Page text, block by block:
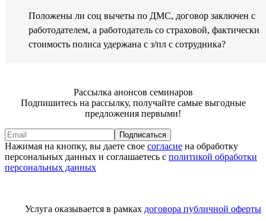
Положены ли соц вычеты по ДМС, договор заключен с
работодателем, а работодатель со страховой, фактически
стоимость полиса удержана с з/пл с сотрудника?
Рассылка анонсов семинаров
Подпишитесь на рассылку, получайте самые выгодные
предложения первыми!
Подписаться
Нажимая на кнопку, вы даете свое согласие на обработку
персональных данных и соглашаетесь с политикой обработки
персональных данных
Услуга оказывается в рамках договора публичной оферты